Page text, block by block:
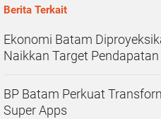
Berita Terkait
Ekonomi Batam
Naikkan Target Pendapatan
BP Batam Perkuat
Super Apps